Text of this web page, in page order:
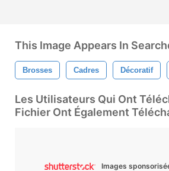
This Image Appears In
Brosses Cadres Décoratif
Les Utilisateurs Qui Ont
Fichier Ont Également
Images